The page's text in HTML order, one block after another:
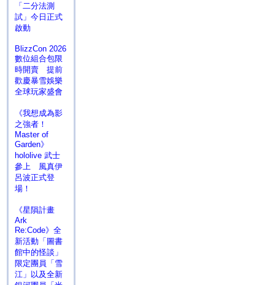
「二分法測
試」今日正式
啟動
BlizzCon 2026
數位組合包限
時開賣 提前
歡慶暴雪娛樂
全球玩家盛會
《我想成為影
之強者！
Master of
Garden》
hololive 武士
參上 風真伊
呂波正式登
場！
《星隕計畫
Ark
Re:Code》全
新活動「圖書
館中的怪談」
限定團員「雪
江」以及全新